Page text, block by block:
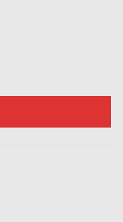
เริ่มต้น 800+ ชิ้น